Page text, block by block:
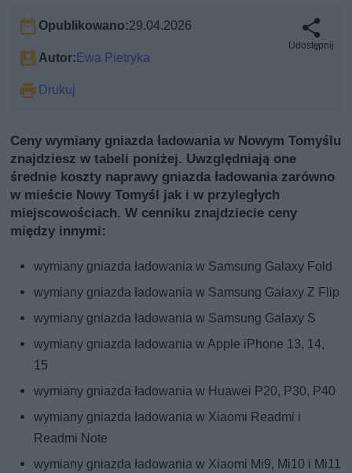
Opublikowano:29.04.2026
Autor: Ewa Pietryka
Drukuj
Udostępnij
Ceny wymiany gniazda ładowania w Nowym Tomyślu
znajdziesz w tabeli poniżej. Uwzględniają one
średnie koszty naprawy gniazda ładowania zarówno
w mieście Nowy Tomyśl jak i w przyległych
miejscowościach. W cenniku znajdziecie ceny
między innymi:
wymiany gniazda ładowania w Samsung Galaxy Fold
wymiany gniazda ładowania w Samsung Galaxy Z Flip
wymiany gniazda ładowania w Samsung Galaxy S
wymiany gniazda ładowania w Apple iPhone 13, 14,
15
wymiany gniazda ładowania w Huawei P20, P30, P40
wymiany gniazda ładowania w Xiaomi Readmi i
Readmi Note
wymiany gniazda ładowania w Xiaomi Mi9, Mi10 i Mi11